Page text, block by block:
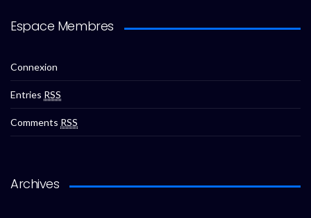
Espace Membres
Connexion
Entries RSS
Comments RSS
Archives